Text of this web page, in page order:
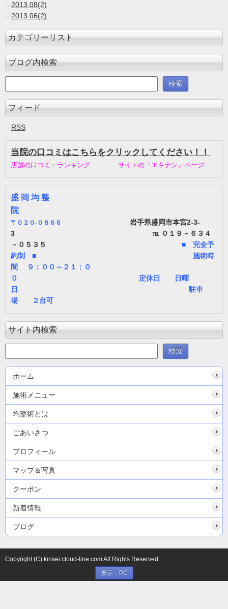
2013.08(2)
2013.06(2)
カテゴリーリスト
ブログ内検索
フィード
RSS
当院の口コミはこちらをクリックしてください！！
店舗の口コミ・ランキング サイトの「エキテン」ページ
盛 岡 均 整
院
〒 ０２０-０８６６
岩手県盛岡市本宮2-3-
3 ℡ ０１９－６３４
－０５３５
■ 完全予
約制 ■ 施術時
間 ９：００～２１：０
０ 定休日 日曜
日 駐車
場 ２台可
サイト内検索
ホーム
施術メニュー
均整術とは
ごあいさつ
プロフィール
マップ＆写真
クーポン
新着情報
ブログ
Copyright (C) kinsei.cloud-line.com All Rights Reserved.
表示：PC